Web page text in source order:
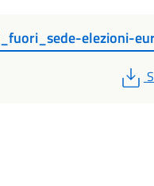
elezioni-